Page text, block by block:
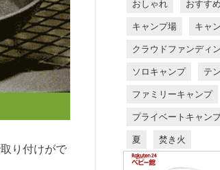
り付けがで
おしゃれ おすす
キャンプ場 キャ
クラウドファンディ
ソロキャンプ テ
ファミリーキャンプ
プライベートキャン
夏 焚き火